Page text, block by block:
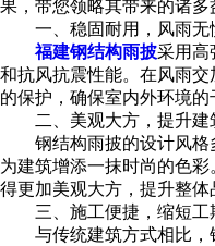
果，带您领略其带来的诸多
一、稳固耐用，风雨无
福建钢结构雨披采用高
和抗风抗震性能。在风雨
的保护，确保室内外环境的
二、美观大方，提升建
钢结构雨披的设计风格
为建筑增添一抹时尚的色
得更加美观大方，提升整体
三、施工便捷，缩短工
与传统建筑方式相比，